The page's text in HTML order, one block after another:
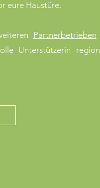
eure Haustüre.
Partnerbetrieben
Unterstützerin